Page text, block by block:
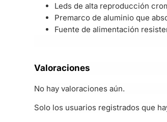
Leds de alta reproducción
Premarco de aluminio que
Fuente de alimentación
Valoraciones
No hay valoraciones aún.
Solo los usuarios registrados que